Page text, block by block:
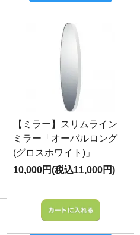
【ミラー】スリムライン
ミラー「オーバルロング
(グロスホワイト)」
10,000円(税込11,000円)